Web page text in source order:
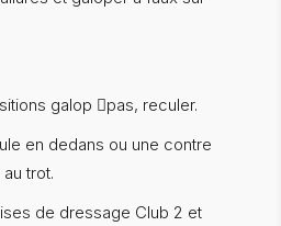
galop pas, reculer.
en dedans ou une contre
trot.
de dressage Club 2 et